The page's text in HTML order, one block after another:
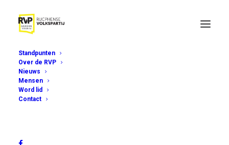
Standpunten
Over de RVP
Nieuws
Mensen
Word lid
Contact